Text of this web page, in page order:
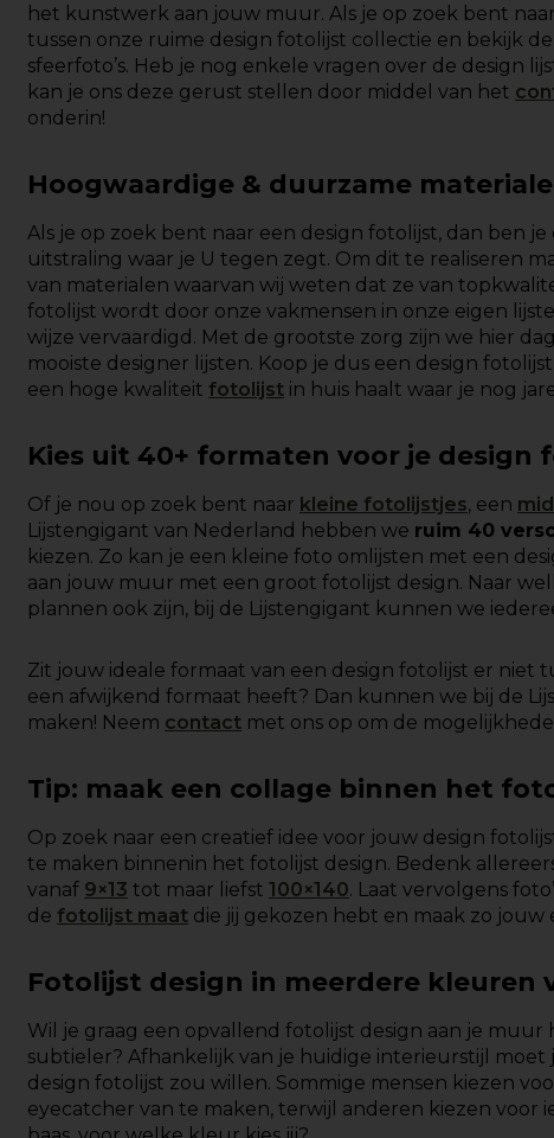
het kunstwerk aan jouw muur. Als je op zoek bent
tussen onze ruime design fotolijst collectie en bekijk
sfeerfoto’s. Heb je nog enkele vragen over de design
kan je ons deze gerust stellen door middel van het
onderin!
Hoogwaardige & duurzame
Als je op zoek bent naar een design fotolijst, dan ben
uitstraling waar je U tegen zegt. Om dit te realiseren
van materialen waarvan wij weten dat ze van
fotolijst wordt door onze vakmensen in onze eigen
wijze vervaardigd. Met de grootste zorg zijn we hier
mooiste designer lijsten. Koop je dus een design
een hoge kwaliteit fotolijst in huis haalt waar je nog
Kies uit 40+ formaten voor je design
Of je nou op zoek bent naar kleine fotolijstjes, een
Lijstengigant van Nederland hebben we ruim 40
kiezen. Zo kan je een kleine foto omlijsten met een
aan jouw muur met een groot fotolijst design. Naar
plannen ook zijn, bij de Lijstengigant kunnen we
Zit jouw ideale formaat van een design fotolijst er niet
een afwijkend formaat heeft? Dan kunnen we bij de
maken! Neem contact met ons op om de
Tip: maak een collage binnen het
Op zoek naar een creatief idee voor jouw design
te maken binnenin het fotolijst design. Bedenk
vanaf 9×13 tot maar liefst 100×140. Laat vervolgens
de fotolijst maat die jij gekozen hebt en maak zo
Fotolijst design in meerdere kleuren
Wil je graag een opvallend fotolijst design aan je
subtieler? Afhankelijk van je huidige interieurstijl
design fotolijst zou willen. Sommige mensen kiezen
eyecatcher van te maken, terwijl anderen kiezen voor